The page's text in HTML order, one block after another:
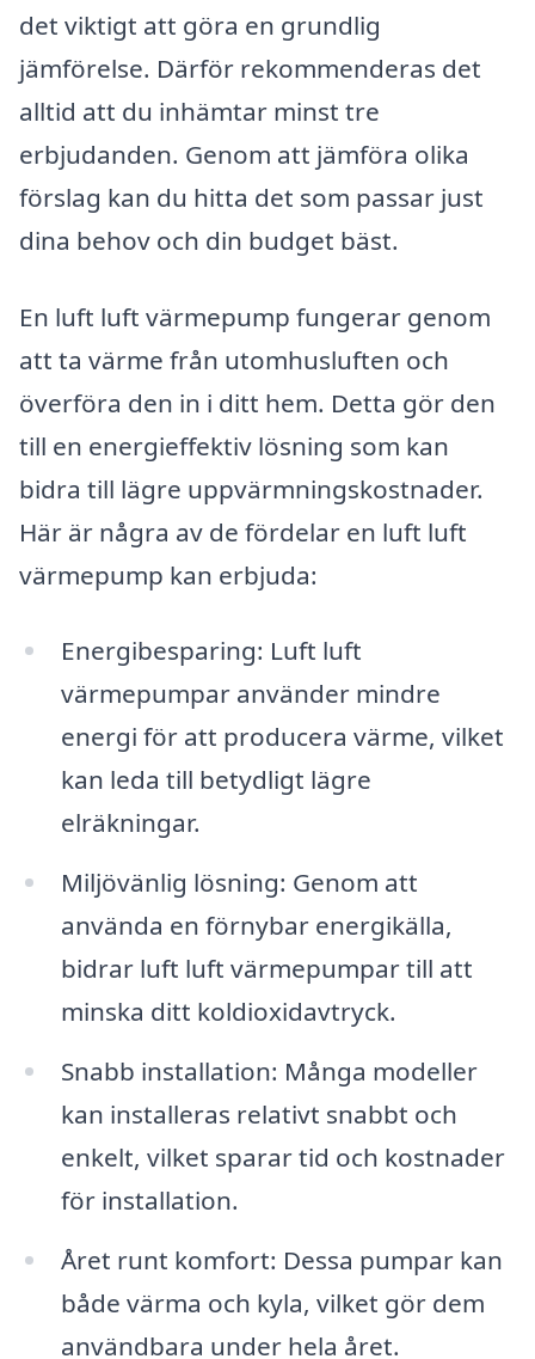
det viktigt att göra en grundlig
jämförelse. Därför rekommenderas det
alltid att du inhämtar minst tre
erbjudanden. Genom att jämföra olika
förslag kan du hitta det som passar just
dina behov och din budget bäst.
En luft luft värmepump fungerar genom
att ta värme från utomhusluften och
överföra den in i ditt hem. Detta gör den
till en energieffektiv lösning som kan
bidra till lägre uppvärmningskostnader.
Här är några av de fördelar en luft luft
värmepump kan erbjuda:
Energibesparing: Luft luft
värmepumpar använder mindre
energi för att producera värme, vilket
kan leda till betydligt lägre
elräkningar.
Miljövänlig lösning: Genom att
använda en förnybar energikälla,
bidrar luft luft värmepumpar till att
minska ditt koldioxidavtryck.
Snabb installation: Många modeller
kan installeras relativt snabbt och
enkelt, vilket sparar tid och kostnader
för installation.
Året runt komfort: Dessa pumpar kan
både värma och kyla, vilket gör dem
användbara under hela året.